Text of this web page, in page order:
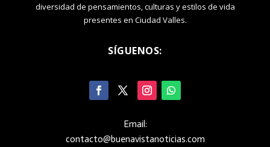
diversidad de pensamientos, culturas y estilos de vida
presentes en Ciudad Valles.
SÍGUENOS:
Email:
contacto@buenavistanoticias.com